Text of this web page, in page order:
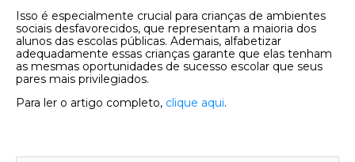
Isso é especialmente crucial para crianças de ambientes
sociais desfavorecidos, que representam a maioria dos
alunos das escolas públicas. Ademais, alfabetizar
adequadamente essas crianças garante que elas tenham
as mesmas oportunidades de sucesso escolar que seus
pares mais privilegiados.
Para ler o artigo completo, clique aqui.